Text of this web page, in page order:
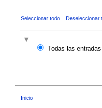
Seleccionar todo Deseleccionar
Todas las entradas
Inicio